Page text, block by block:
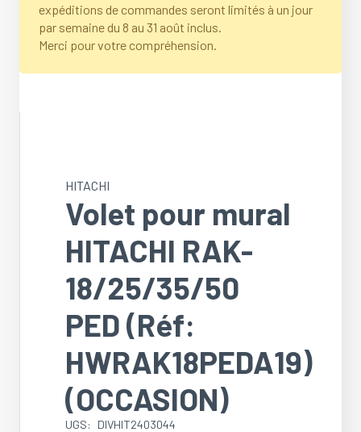
expéditions de commandes seront limités à un jour
par semaine du 8 au 31 août inclus.
Merci pour votre compréhension.
HITACHI
Volet pour mural
HITACHI RAK-
18/25/35/50
PED (Réf:
HWRAK18PEDA19)
(OCCASION)
UGS: DIVHIT2403044